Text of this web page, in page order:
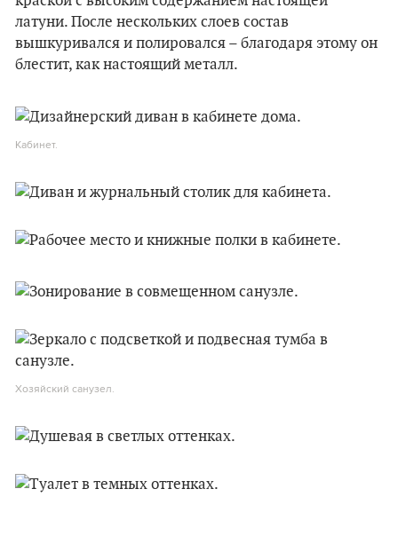
латуни. После нескольких слоев состав
вышкуривался и полировался – благодаря этому он
блестит, как настоящий металл.
Кабинет.
Хозяйский санузел.